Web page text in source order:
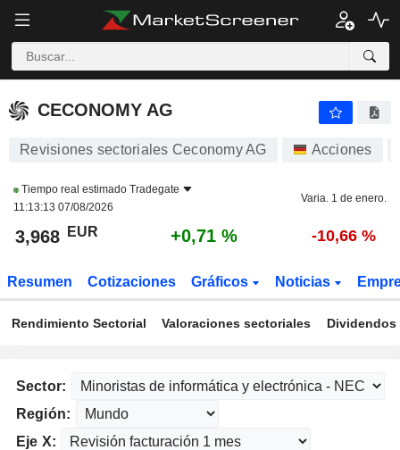
CECONOMY AG
CECONOMY AG
Revisiones sectoriales Ceconomy AG Acciones
Tiempo real estimado Tradegate
11:13:13 07/08/2026
Varia. 1 de enero.
3,968 EUR +0,71 % -10,66 %
Resumen Cotizaciones Gráficos Noticias
Rendimiento Sectorial Valoraciones sectoriales
Sector:
Región:
Eje X: